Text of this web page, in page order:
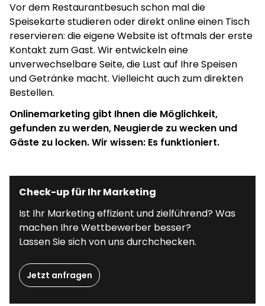
Vor dem Restaurantbesuch schon mal die
Speisekarte studieren oder direkt online einen Tisch
reservieren: die eigene Website ist oftmals der erste
Kontakt zum Gast. Wir entwickeln eine
unverwechselbare Seite, die Lust auf Ihre Speisen
und Getränke macht. Vielleicht auch zum direkten
Bestellen.
Onlinemarketing gibt Ihnen die Möglichkeit,
gefunden zu werden, Neugierde zu wecken und
Gäste zu locken. Wir wissen: Es funktioniert.
Check-up für Ihr Marketing
Ist Ihr Marketing effizient und zielführend? Was
machen Ihre Wettbewerber besser?
Lassen Sie sich von uns durchchecken.
Jetzt anfragen